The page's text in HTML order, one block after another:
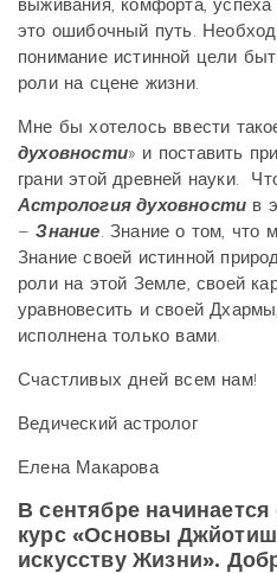
выживания, комфорта,
это ошибочный путь.
понимание истинной цели
роли на сцене жизни.
Мне бы хотелось ввести
духовности» и поставить
грани этой древней науки.
Астрология духовности в
–Знание. Знание о том, что
Знание своей истинной
роли на этой Земле, своей
уравновесить и своей
исполнена только вами.
Счастливых дней всем нам!
Ведический астролог
Елена Макарова
В сентябре
курс «Основы
искусству Жизни».